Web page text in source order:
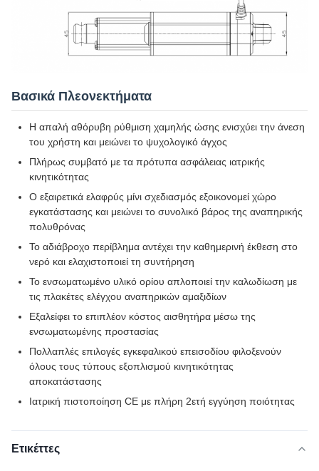
Βασικά Πλεονεκτήματα
Η απαλή αθόρυβη ρύθμιση χαμηλής ώσης ενισχύει την άνεση
του χρήστη και μειώνει το ψυχολογικό άγχος
Πλήρως συμβατό με τα πρότυπα ασφάλειας ιατρικής
κινητικότητας
Ο εξαιρετικά ελαφρύς μίνι σχεδιασμός εξοικονομεί χώρο
εγκατάστασης και μειώνει το συνολικό βάρος της αναπηρικής
πολυθρόνας
Το αδιάβροχο περίβλημα αντέχει την καθημερινή έκθεση στο
νερό και ελαχιστοποιεί τη συντήρηση
Το ενσωματωμένο υλικό ορίου απλοποιεί την καλωδίωση με
τις πλακέτες ελέγχου αναπηρικών αμαξιδίων
Εξαλείφει το επιπλέον κόστος αισθητήρα μέσω της
ενσωματωμένης προστασίας
Πολλαπλές επιλογές εγκεφαλικού επεισοδίου φιλοξενούν
όλους τους τύπους εξοπλισμού κινητικότητας
αποκατάστασης
Ιατρική πιστοποίηση CE με πλήρη 2ετή εγγύηση ποιότητας
Ετικέττες